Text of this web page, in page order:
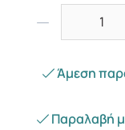
Άμεση
Παραλαβή